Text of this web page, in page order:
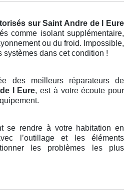
sur Saint Andre de l Eure
comme isolant supplémentaire,
ou du froid. Impossible,
systèmes dans cet condition !
des meilleurs réparateurs de
l Eure, est à votre écoute pour
se rendre à votre habitation en
l’outillage et les éléments
les problèmes les plus